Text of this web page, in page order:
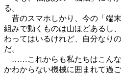
る。
昔のスマホしかり、今の「端
組みで動くものは山ほどあるし
わってはいるけれど、自分なり
だ。
……これからも私たちはこんな
かわからない機械に囲まれて過